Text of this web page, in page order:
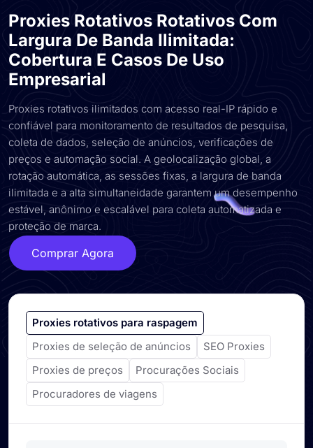
Proxies Rotativos Rotativos Com
Largura De Banda Ilimitada:
Cobertura E Casos De Uso
Empresarial
Proxies rotativos ilimitados com acesso real-IP rápido e
confiável para monitoramento de resultados de pesquisa,
coleta de dados, seleção de anúncios, verificações de
preços e automação social. A geolocalização global, a
rotação automática, as sessões fixas, a largura de banda
ilimitada e a alta simultaneidade garantem um desempenho
estável, anônimo e escalável para coleta automatizada e
proteção de marca.
Comprar Agora
Proxies rotativos para raspagem
Proxies de seleção de anúncios
SEO Proxies
Proxies de preços
Procurações Sociais
Procuradores de viagens